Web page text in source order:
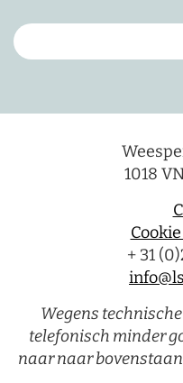
1018
+ 31
Wegens
telefonisch minder
naar naar